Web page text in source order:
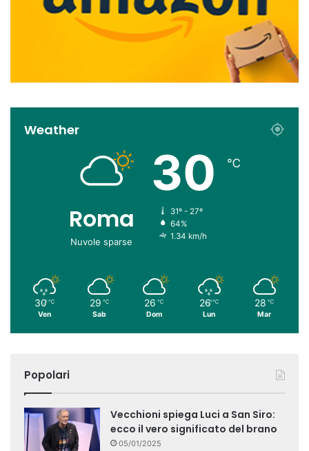
Weather
Roma
Nuvole sparse
30 ℃
31º - 27º
64%
1.34 km/h
30 ℃
Ven
29 ℃
Sab
26 ℃
Dom
26 ℃
Lun
28 ℃
Mar
Popolari
Vecchioni spiega Luci a San Siro:
ecco il vero significato del brano
05/01/2025